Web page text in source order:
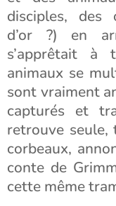
disciples, des
d’or ?) en
s’apprêtait à
animaux se
sont vraiment
capturés et
retrouve
corbeaux,
conte de
cette même